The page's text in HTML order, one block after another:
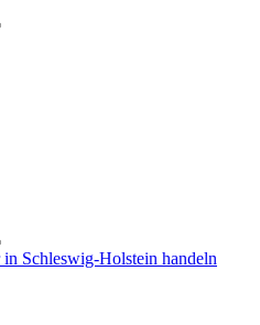
Schleswig-Holstein handeln